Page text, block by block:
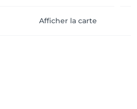
Afficher la carte